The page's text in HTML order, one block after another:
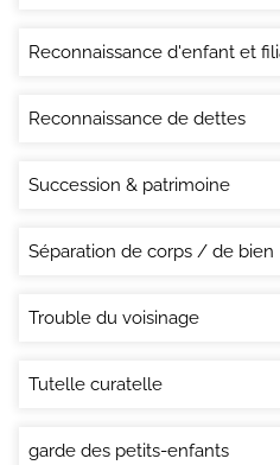
Reconnaissance d'enfant et
Reconnaissance de dettes
Succession & patrimoine
Séparation de corps / de bien
Trouble du voisinage
Tutelle curatelle
garde des petits-enfants